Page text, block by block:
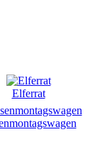
Elferrat